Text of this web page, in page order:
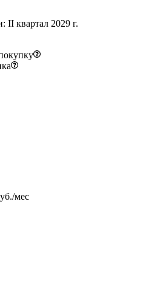
II квартал 2029 г.
мес